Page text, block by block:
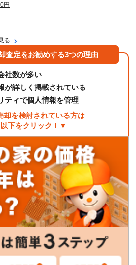
円
る
査定をお勧めする3つの理由
社数が多い
が詳しく掲載されている
ティで個人情報を管理
却を検討されている方は
下をクリック！▼